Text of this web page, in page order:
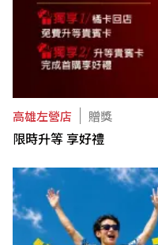
高雄左營店 贈獎
限時升等 享好禮